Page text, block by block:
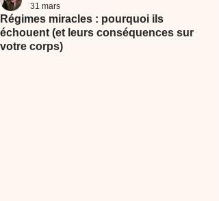
Régimes miracles : pourquoi ils
échouent (et leurs conséquences sur
votre corps)
31 mars